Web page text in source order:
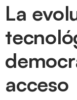
La
acceso